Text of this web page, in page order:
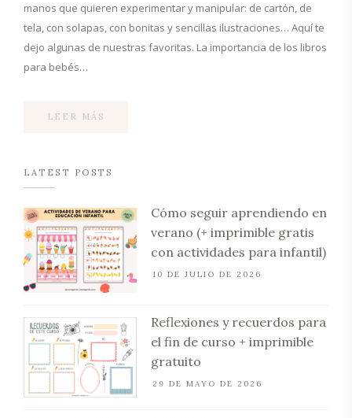
manos que quieren experimentar y manipular: de cartón, de
tela, con solapas, con bonitas y sencillas ilustraciones… Aquí te
dejo algunas de nuestras favoritas. La importancia de los libros
para bebés…
LEER MÁS
LATEST POSTS
Cómo seguir aprendiendo en
verano (+ imprimible gratis
con actividades para infantil)
10 DE JULIO DE 2026
Reflexiones y recuerdos para
el fin de curso + imprimible
gratuito
29 DE MAYO DE 2026